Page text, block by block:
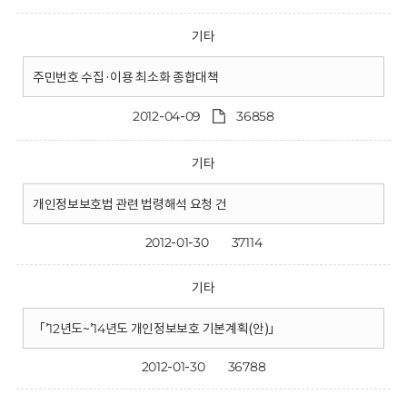
기타
주민번호 수집·이용 최소화 종합대책
2012-04-09 36858
기타
개인정보보호법 관련 법령해석 요청 건
2012-01-30 37114
기타
「’12년도~’14년도 개인정보보호 기본계획(안)」
2012-01-30 36788